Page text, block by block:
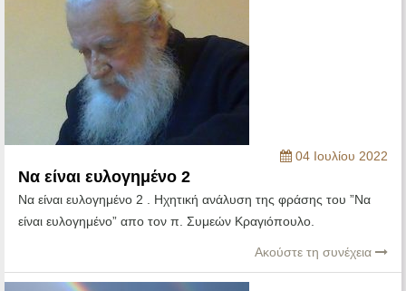
04 Ιουλίου 2022
Να είναι ευλογημένο 2
Να είναι ευλογημένο 2 . Ηχητική ανάλυση της φράσης του ”Να
είναι ευλογημένο” απο τον π. Συμεών Κραγιόπουλο.
Ακούστε τη συνέχεια